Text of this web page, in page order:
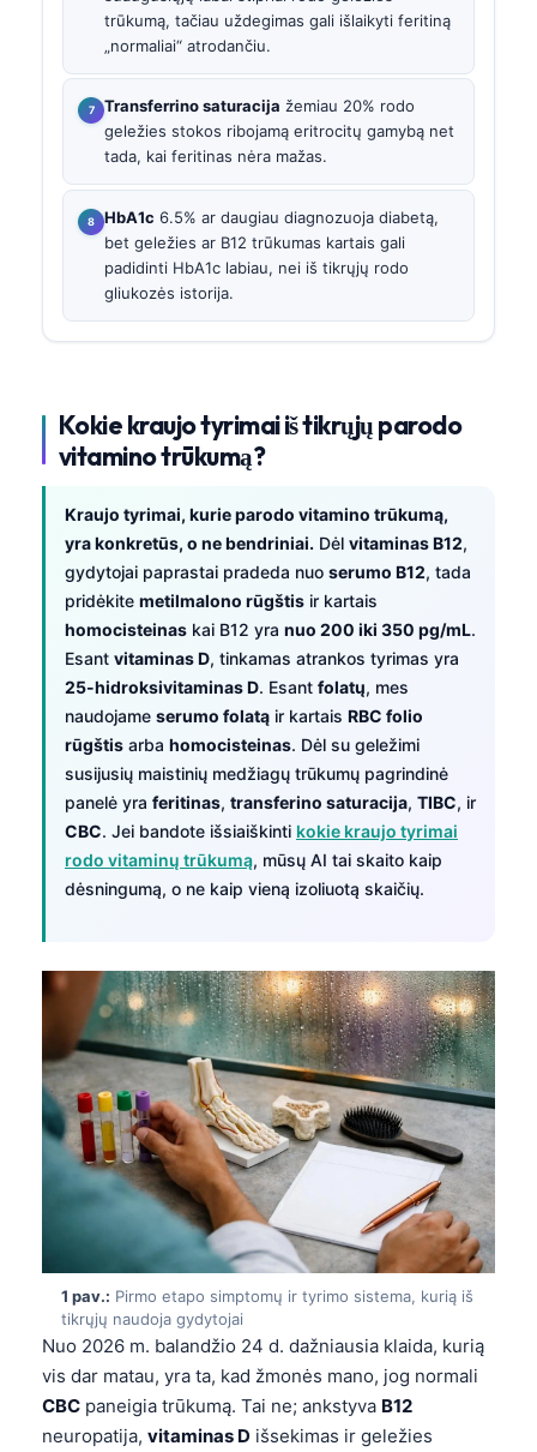
trūkumą, tačiau uždegimas gali išlaikyti feritiną
„normaliai“ atrodančiu.
Transferrino saturacija žemiau 20% rodo
geležies stokos ribojamą eritrocitų gamybą net
tada, kai feritinas nėra mažas.
HbA1c 6.5% ar daugiau diagnozuoja diabetą,
bet geležies ar B12 trūkumas kartais gali
padidinti HbA1c labiau, nei iš tikrųjų rodo
gliukozės istorija.
Kokie kraujo tyrimai iš tikrųjų parodo
vitamino trūkumą?
Kraujo tyrimai, kurie parodo vitamino trūkumą,
yra konkretūs, o ne bendriniai. Dėl vitaminas B12,
gydytojai paprastai pradeda nuo serumo B12, tada
pridėkite metilmalono rūgštis ir kartais
homocisteinas kai B12 yra nuo 200 iki 350 pg/mL.
Esant vitaminas D, tinkamas atrankos tyrimas yra
25-hidroksivitaminas D. Esant folatų, mes
naudojame serumo folatą ir kartais RBC folio
rūgštis arba homocisteinas. Dėl su geležimi
susijusių maistinių medžiagų trūkumų pagrindinė
panelė yra feritinas, transferino saturacija, TIBC, ir
CBC. Jei bandote išsiaiškinti kokie kraujo tyrimai
rodo vitaminų trūkumą, mūsų AI tai skaito kaip
dėsningumą, o ne kaip vieną izoliuotą skaičių.
1 pav.: Pirmo etapo simptomų ir tyrimo sistema, kurią iš
tikrųjų naudoja gydytojai
Nuo 2026 m. balandžio 24 d. dažniausia klaida, kurią
vis dar matau, yra ta, kad žmonės mano, jog normali
CBC paneigia trūkumą. Tai ne; ankstyva B12
neuropatija, vitaminas D išsekimas ir geležies